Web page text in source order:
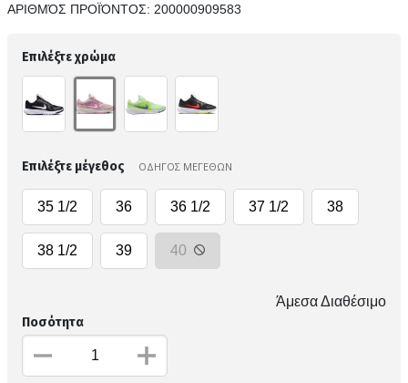
ΑΡΙΘΜΌΣ ΠΡΟΪΌΝΤΟΣ: 200000909583
Επιλέξτε χρώμα
Επιλέξτε μέγεθος ΟΔΗΓΟΣ ΜΕΓΕΘΩΝ
35 1/2 36 36 1/2 37 1/2 38
38 1/2 39 40
Άμεσα Διαθέσιμο
Ποσότητα